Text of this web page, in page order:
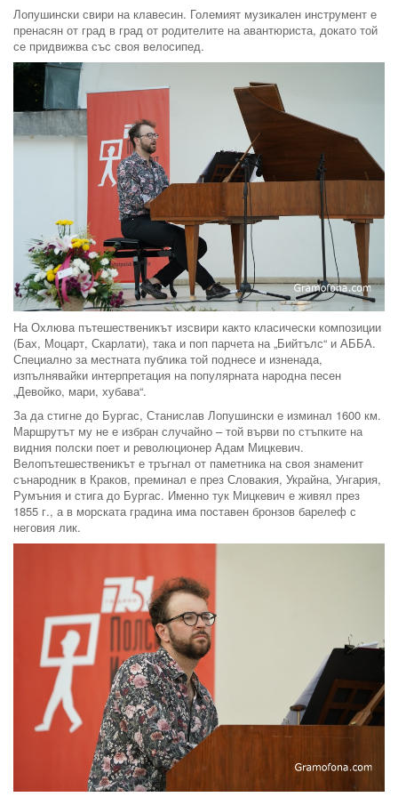
Лопушински свири на клавесин. Големият музикален инструмент е
пренасян от град в град от родителите на авантюриста, докато той
се придвижва със своя велосипед.
На Охлюва пътешественикът изсвири както класически композиции
(Бах, Моцарт, Скарлати), така и поп парчета на „Бийтълс“ и АББА.
Специално за местната публика той поднесе и изненада,
изпълнявайки интерпретация на популярната народна песен
„Девойко, мари, хубава“.
За да стигне до Бургас, Станислав Лопушински е изминал 1600 км.
Маршрутът му не е избран случайно – той върви по стъпките на
видния полски поет и революционер Адам Мицкевич.
Велопътешественикът е тръгнал от паметника на своя знаменит
сънародник в Краков, преминал е през Словакия, Украйна, Унгария,
Румъния и стига до Бургас. Именно тук Мицкевич е живял през
1855 г., а в морската градина има поставен бронзов барелеф с
неговия лик.